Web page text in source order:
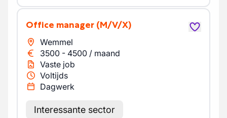
Office manager (M/V/X)
Wemmel
3500 - 4500 / maand
Vaste job
Voltijds
Dagwerk
Interessante sector